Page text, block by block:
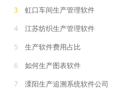
3
虹口车间生产管理软件
4
江苏纺织生产管理软件
5
生产软件费用占比
6
如何生产图表软件
7
溧阳生产追溯系统软件公司